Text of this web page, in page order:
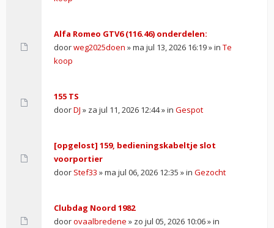
Alfa Romeo GTV6 (116.46) onderdelen:
doorweg2025doen » ma jul 13, 2026 16:19 » in Te
koop
155 TS
doorDJ » za jul 11, 2026 12:44 » in Gespot
[opgelost] 159, bedieningskabeltje slot
voorportier
door Stef33 » ma jul 06, 2026 12:35 » in Gezocht
Clubdag Noord 1982
doorovaalbredene » zo jul 05, 2026 10:06 » in